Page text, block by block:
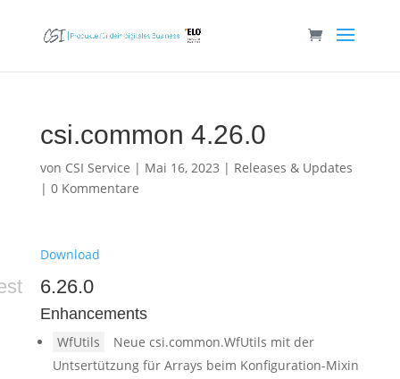
csi.common 4.26.0
von CSI Service | Mai 16, 2023 | Releases & Updates
| 0 Kommentare
Download
6.26.0
Enhancements
WfUtils
Neue csi.common.WfUtils mit der
Untsertützung für Arrays beim Konfiguration-Mixin